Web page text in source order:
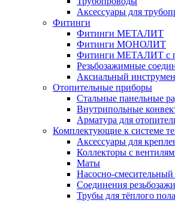
Аксессуары для
Фитинги
Фитинги МЕТАЛИТ
Фитинги МОНОЛИТ
Фитинги МЕТАЛИТ с
Резьбозажимные
Аксиальный
Отопительные приборы
Стальные панельные
Внутрипольные
Арматура для
Комплектующие к системе
Аксессуары для
Коллекторы с
Маты
Насосно-смесительный
Соединения
Трубы для тёплого пола